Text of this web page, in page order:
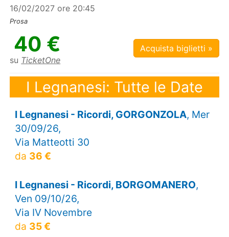
16/02/2027 ore 20:45
Prosa
40 €
su TicketOne
Acquista biglietti »
I Legnanesi: Tutte le Date
I Legnanesi - Ricordi, GORGONZOLA, Mer
30/09/26,
Via Matteotti 30
da 36 €
I Legnanesi - Ricordi, BORGOMANERO,
Ven 09/10/26,
Via IV Novembre
da 35 €